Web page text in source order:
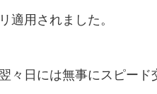
適用されました。
々日には無事にスピード